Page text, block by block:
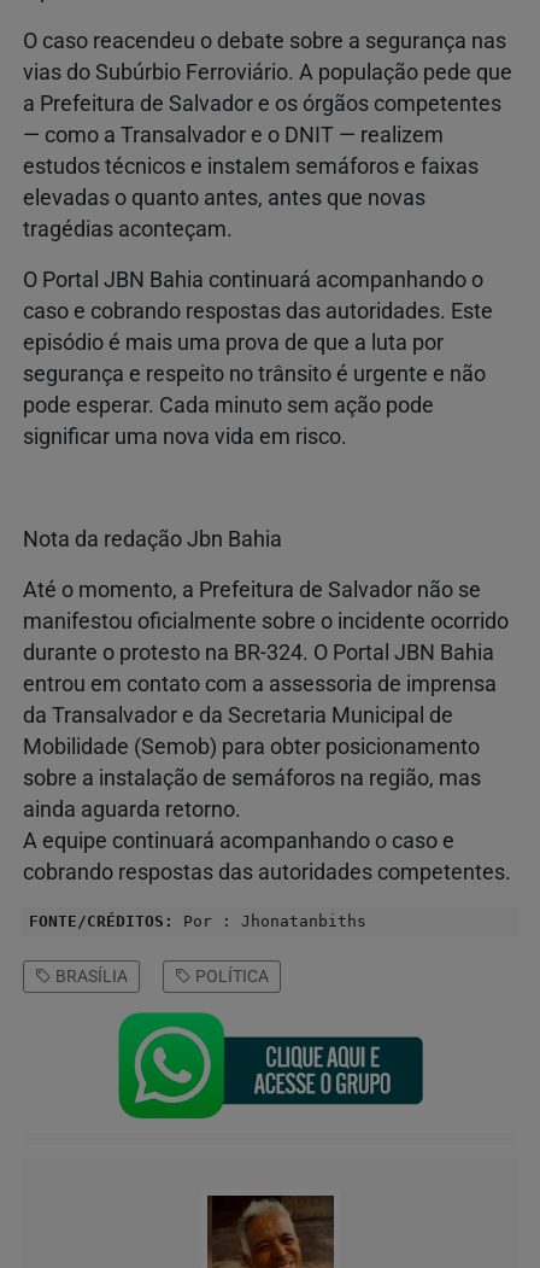
O caso reacendeu o debate sobre a segurança nas
vias do Subúrbio Ferroviário. A população pede que
a Prefeitura de Salvador e os órgãos competentes
— como a Transalvador e o DNIT — realizem
estudos técnicos e instalem semáforos e faixas
elevadas o quanto antes, antes que novas
tragédias aconteçam.
O Portal JBN Bahia continuará acompanhando o
caso e cobrando respostas das autoridades. Este
episódio é mais uma prova de que a luta por
segurança e respeito no trânsito é urgente e não
pode esperar. Cada minuto sem ação pode
significar uma nova vida em risco.
Nota da redação Jbn Bahia
Até o momento, a Prefeitura de Salvador não se
manifestou oficialmente sobre o incidente ocorrido
durante o protesto na BR-324. O Portal JBN Bahia
entrou em contato com a assessoria de imprensa
da Transalvador e da Secretaria Municipal de
Mobilidade (Semob) para obter posicionamento
sobre a instalação de semáforos na região, mas
ainda aguarda retorno.
A equipe continuará acompanhando o caso e
cobrando respostas das autoridades competentes.
FONTE/CRÉDITOS: Por : Jhonatanbiths
BRASÍLIA POLÍTICA